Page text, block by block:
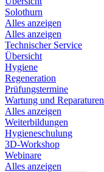
Solothurn
Alles anzeigen
Alles anzeigen
Technischer Service
Übersicht
Hygiene
Regeneration
Prüfungstermine
Wartung und Reparaturen
Alles anzeigen
Weiterbildungen
Hygieneschulung
3D-Workshop
Webinare
Alles anzeigen